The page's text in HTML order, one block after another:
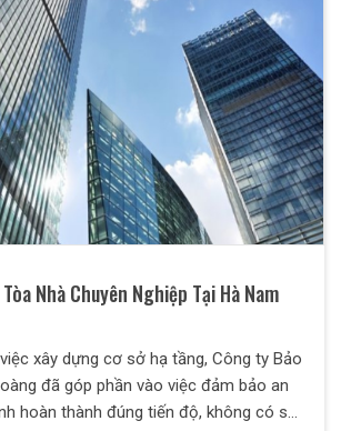
Nhà Chuyên Nghiệp Tại Hà Nam
xây dựng cơ sở hạ tầng, Công ty Bảo
đã góp phần vào việc đảm bảo an
hoàn thành đúng tiến độ, không có sự